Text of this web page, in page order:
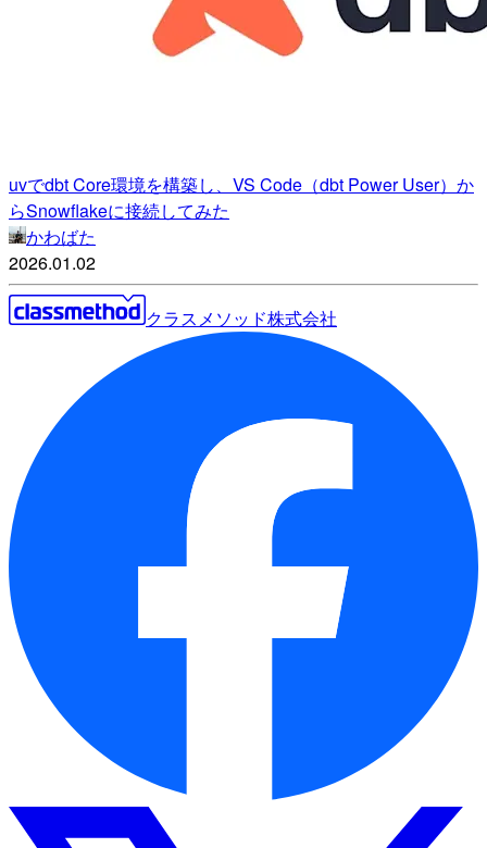
uvでdbt Core環境を構築し、VS Code（dbt Power User）か
らSnowflakeに接続してみた
かわばた
2026.01.02
クラスメソッド株式会社